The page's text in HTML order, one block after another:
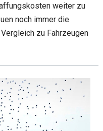
weiter zu
noch immer die
zu Fahrzeugen